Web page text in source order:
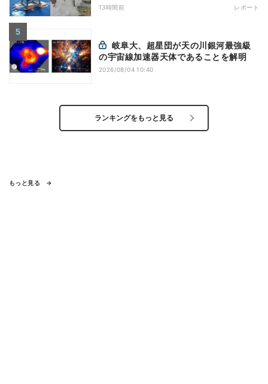
13時間前 レポート
の宇宙線加速器天体であることを解明
2026/08/04 10:40
ランキングをもっと見る
もっと見る